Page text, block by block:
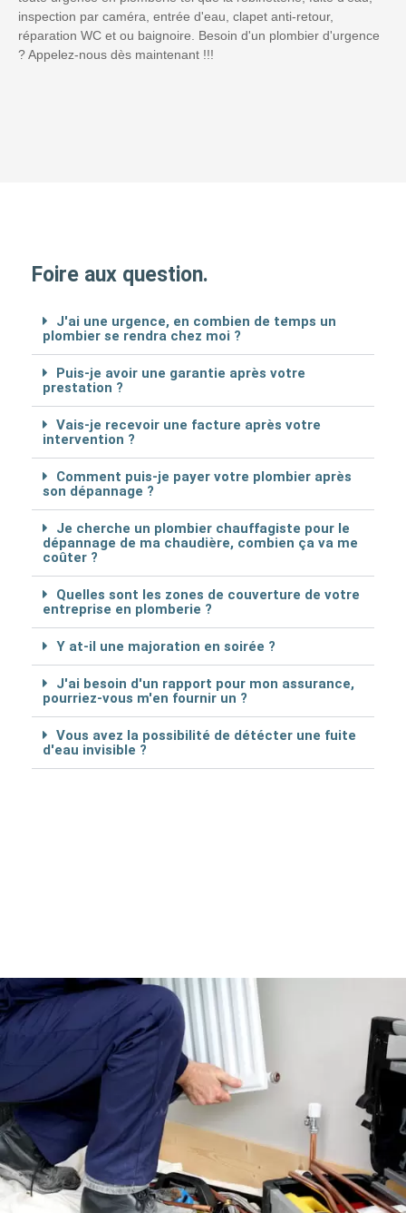
inspection par caméra, entrée d'eau, clapet anti-retour,
réparation WC et ou baignoire. Besoin d'un plombier d'urgence
? Appelez-nous dès maintenant !!!
Foire aux question.
J'ai une urgence, en combien de temps un
plombier se rendra chez moi ?
Puis-je avoir une garantie après votre
prestation ?
Vais-je recevoir une facture après votre
intervention ?
Comment puis-je payer votre plombier après
son dépannage ?
Je cherche un plombier chauffagiste pour le
dépannage de ma chaudière, combien ça va me
coûter ?
Quelles sont les zones de couverture de votre
entreprise en plomberie ?
Y at-il une majoration en soirée ?
J'ai besoin d'un rapport pour mon assurance,
pourriez-vous m'en fournir un ?
Vous avez la possibilité de détécter une fuite
d'eau invisible ?